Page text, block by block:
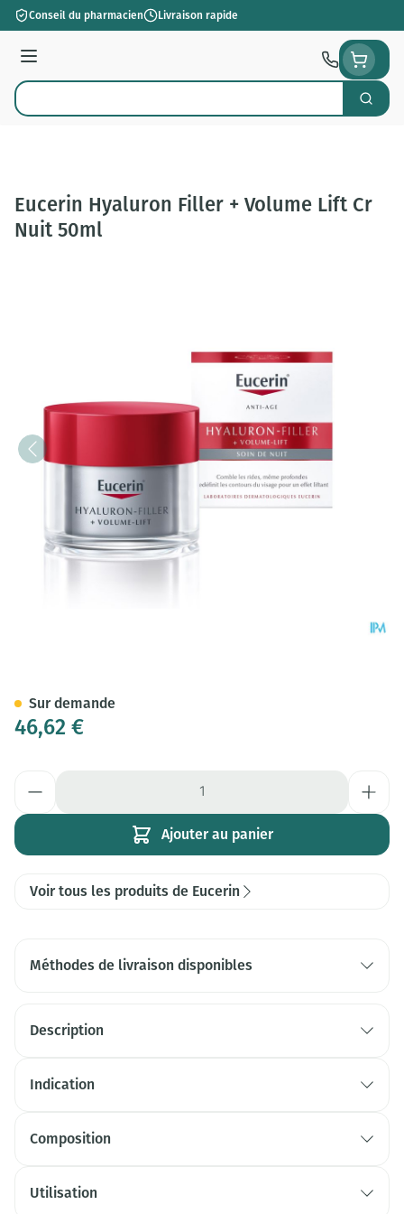
Aller au contenu
Conseil du pharmacien Livraison rapide
Menu
Rechercher
Eucerin Hyaluron Filler + Volume Lift Cr
Nuit 50ml
46,62 €
Ajouter au panier
Sur demande
Voir tous les produits de Eucerin
Méthodes de livraison disponibles
Description
Indication
Composition
Utilisation